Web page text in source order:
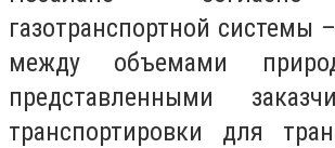
газотранспортной системы
между объемами
представленными
транспортировки для